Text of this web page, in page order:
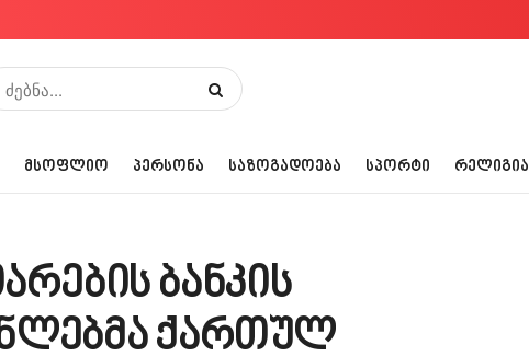
ᲛᲡᲝᲤᲚᲘᲝ ᲞᲔᲠᲡᲝᲜᲐ ᲡᲐᲖᲝᲒᲐᲓᲝᲔᲑᲐ ᲡᲞᲝᲠᲢᲘ ᲠᲔᲚᲘᲒᲘᲐ
ბანკის
ქართულ